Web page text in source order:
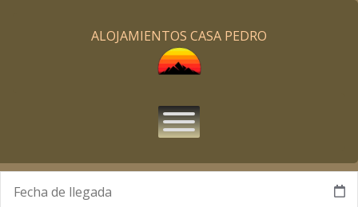
ALOJAMIENTOS CASA PEDRO